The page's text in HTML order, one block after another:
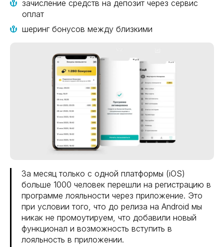
зачисление средств на депозит через сервис
оплат
шеринг бонусов между близкими
За месяц только с одной платформы (iOS)
больше 1000 человек перешли на регистрацию в
программе лояльности через приложение. Это
при условии того, что до релиза на Android мы
никак не промоутируем, что добавили новый
функционал и возможность вступить в
лояльность в приложении.